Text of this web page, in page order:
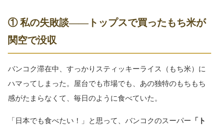
① 私の失敗談——トップスで買ったもち米が
関空で没収
バンコク滞在中、すっかりスティッキーライス（もち米）に
ハマってしまった。屋台でも市場でも、あの独特のもちもち
感がたまらなくて、毎日のように食べていた。
「日本でも食べたい！」と思って、バンコクのスーパー 「ト